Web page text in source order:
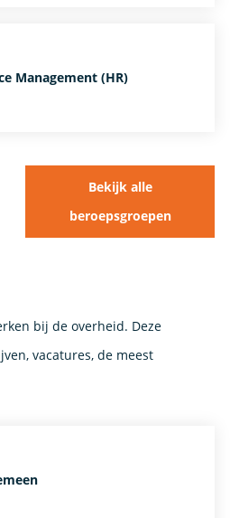
Management (HR)
Bekijk alle
beroepsgroepen
bij de overheid. Deze
vacatures, de meest